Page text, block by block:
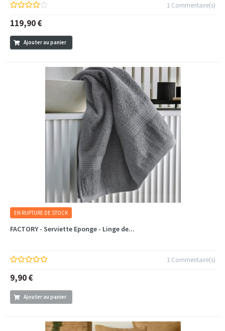
1 Commentaire(s)
119,90 €
Ajouter au panier
EN RUPTURE DE STOCK
FACTORY - Serviette Eponge - Linge de...
1 Commentaire(s)
9,90 €
Ajouter au panier